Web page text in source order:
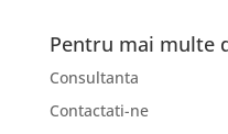
Pentru mai multe
Consultanta
Contactati-ne